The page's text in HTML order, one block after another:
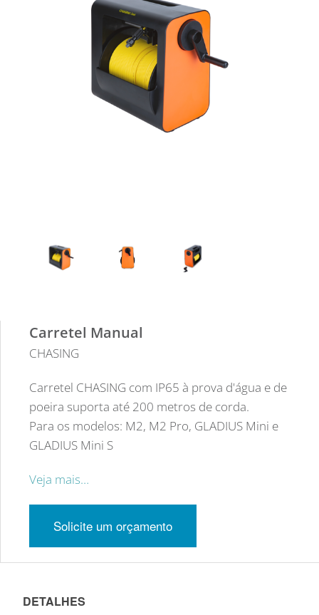
Carretel Manual
CHASING
Carretel CHASING com IP65 à prova d'água e de
poeira suporta até 200 metros de corda.
Para os modelos: M2, M2 Pro, GLADIUS Mini e
GLADIUS Mini S
Veja mais…
Solicite um orçamento
DETALHES